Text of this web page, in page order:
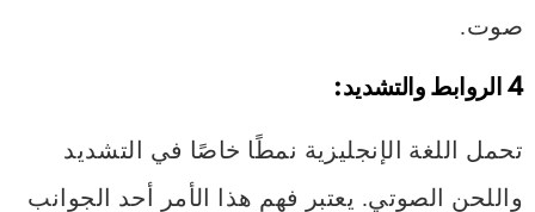
صوت.
4 الروابط والتشديد:
تحمل اللغة الإنجليزية نمطًا خاصًا في التشديد
واللحن الصوتي. يعتبر فهم هذا الأمر أحد الجوانب